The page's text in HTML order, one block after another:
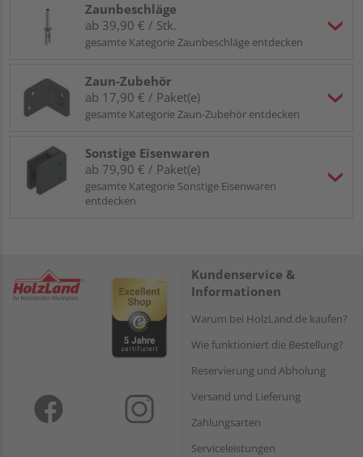
Zaunbeschläge
ab 39,90 € / Stk.
gesamte Kategorie Zaunbeschläge entdecken
Zaun-Zubehör
ab 17,90 € / Paket(e)
gesamte Kategorie Zaun-Zubehör entdecken
Sonstige Eisenwaren
ab 79,90 € / Paket(e)
gesamte Kategorie Sonstige Eisenwaren
entdecken
Kundenservice &
Informationen
Warum bei HolzLand.de kaufen?
Wie funktioniert die Bestellung?
Reservierung und Abholung
Versand und Lieferung
Zahlungsarten
Serviceleistungen